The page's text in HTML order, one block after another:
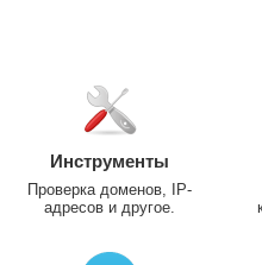
Инструменты
Проверка доменов, IP-
адресов и другое.